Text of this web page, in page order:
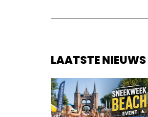
LAATSTE NIEUWS